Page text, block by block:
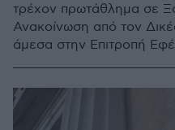
τρέχον πρωτάθλημα σε
Ανακοίνωση από τον
άμεσα στην Επιτροπή